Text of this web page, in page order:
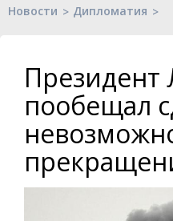
Новости Дипломатия
Президент
пообещал